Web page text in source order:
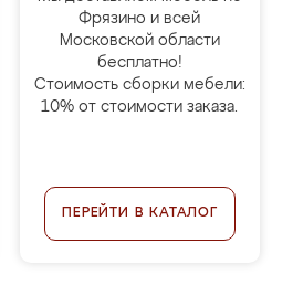
Фрязино и всей
Московской области
бесплатно!
Стоимость сборки мебели:
10% от стоимости заказа.
ПЕРЕЙТИ В КАТАЛОГ